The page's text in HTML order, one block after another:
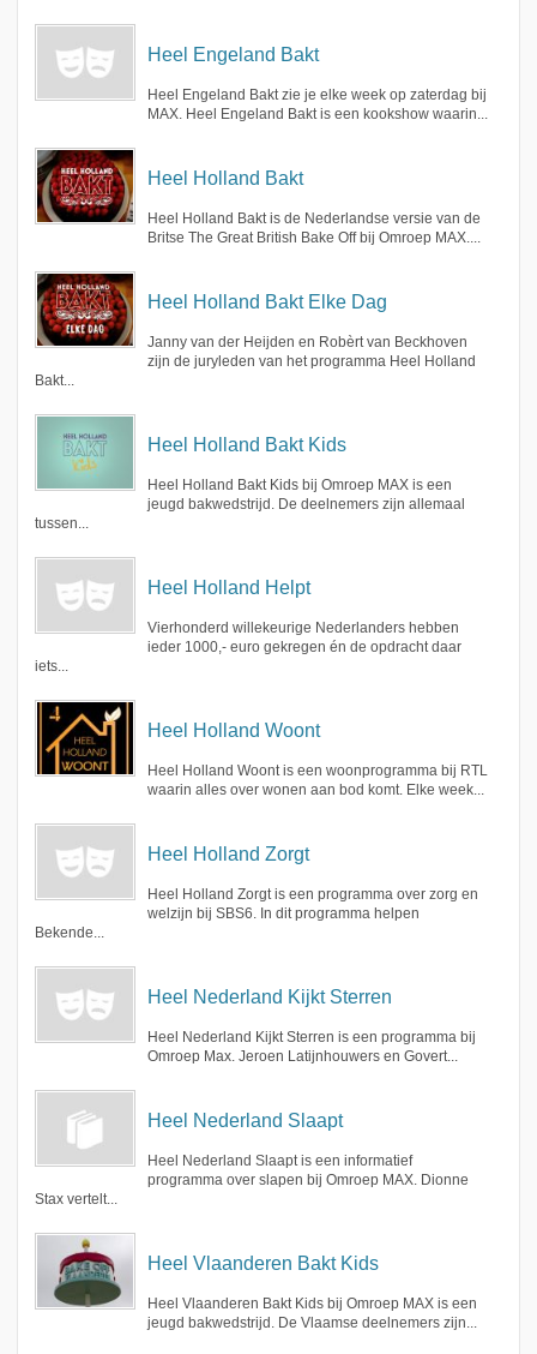
Heel Engeland Bakt
Heel Engeland Bakt zie je elke week op zaterdag bij
MAX. Heel Engeland Bakt is een kookshow waarin...
Heel Holland Bakt
Heel Holland Bakt is de Nederlandse versie van de
Britse The Great British Bake Off bij Omroep MAX....
Heel Holland Bakt Elke Dag
Janny van der Heijden en Robèrt van Beckhoven
zijn de juryleden van het programma Heel Holland
Bakt...
Heel Holland Bakt Kids
Heel Holland Bakt Kids bij Omroep MAX is een
jeugd bakwedstrijd. De deelnemers zijn allemaal
tussen...
Heel Holland Helpt
Vierhonderd willekeurige Nederlanders hebben
ieder 1000,- euro gekregen én de opdracht daar
iets...
Heel Holland Woont
Heel Holland Woont is een woonprogramma bij RTL
waarin alles over wonen aan bod komt. Elke week...
Heel Holland Zorgt
Heel Holland Zorgt is een programma over zorg en
welzijn bij SBS6. In dit programma helpen
Bekende...
Heel Nederland Kijkt Sterren
Heel Nederland Kijkt Sterren is een programma bij
Omroep Max. Jeroen Latijnhouwers en Govert...
Heel Nederland Slaapt
Heel Nederland Slaapt is een informatief
programma over slapen bij Omroep MAX. Dionne
Stax vertelt...
Heel Vlaanderen Bakt Kids
Heel Vlaanderen Bakt Kids bij Omroep MAX is een
jeugd bakwedstrijd. De Vlaamse deelnemers zijn...